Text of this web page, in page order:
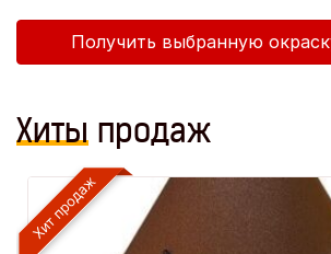
Получить выбранную
Хиты продаж